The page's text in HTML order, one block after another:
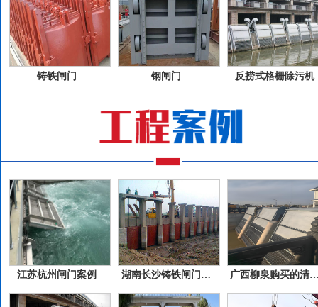
铸铁闸门 钢闸门 反捞式格栅除污机
江苏杭州闸门案例 湖南长沙铸铁闸门案例 广西柳泉购买的清